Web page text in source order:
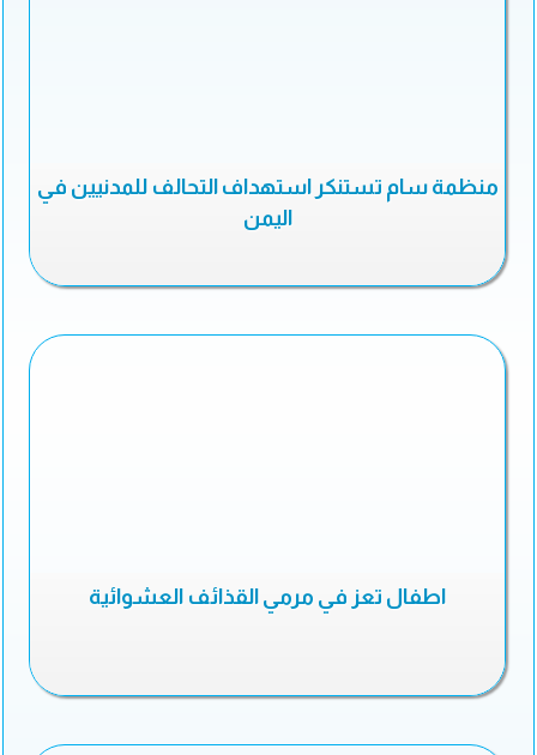
منظمة سام تستنكر استهداف التحالف للمدنيين في
اليمن
اطفال تعز في مرمي القذائف العشوائية